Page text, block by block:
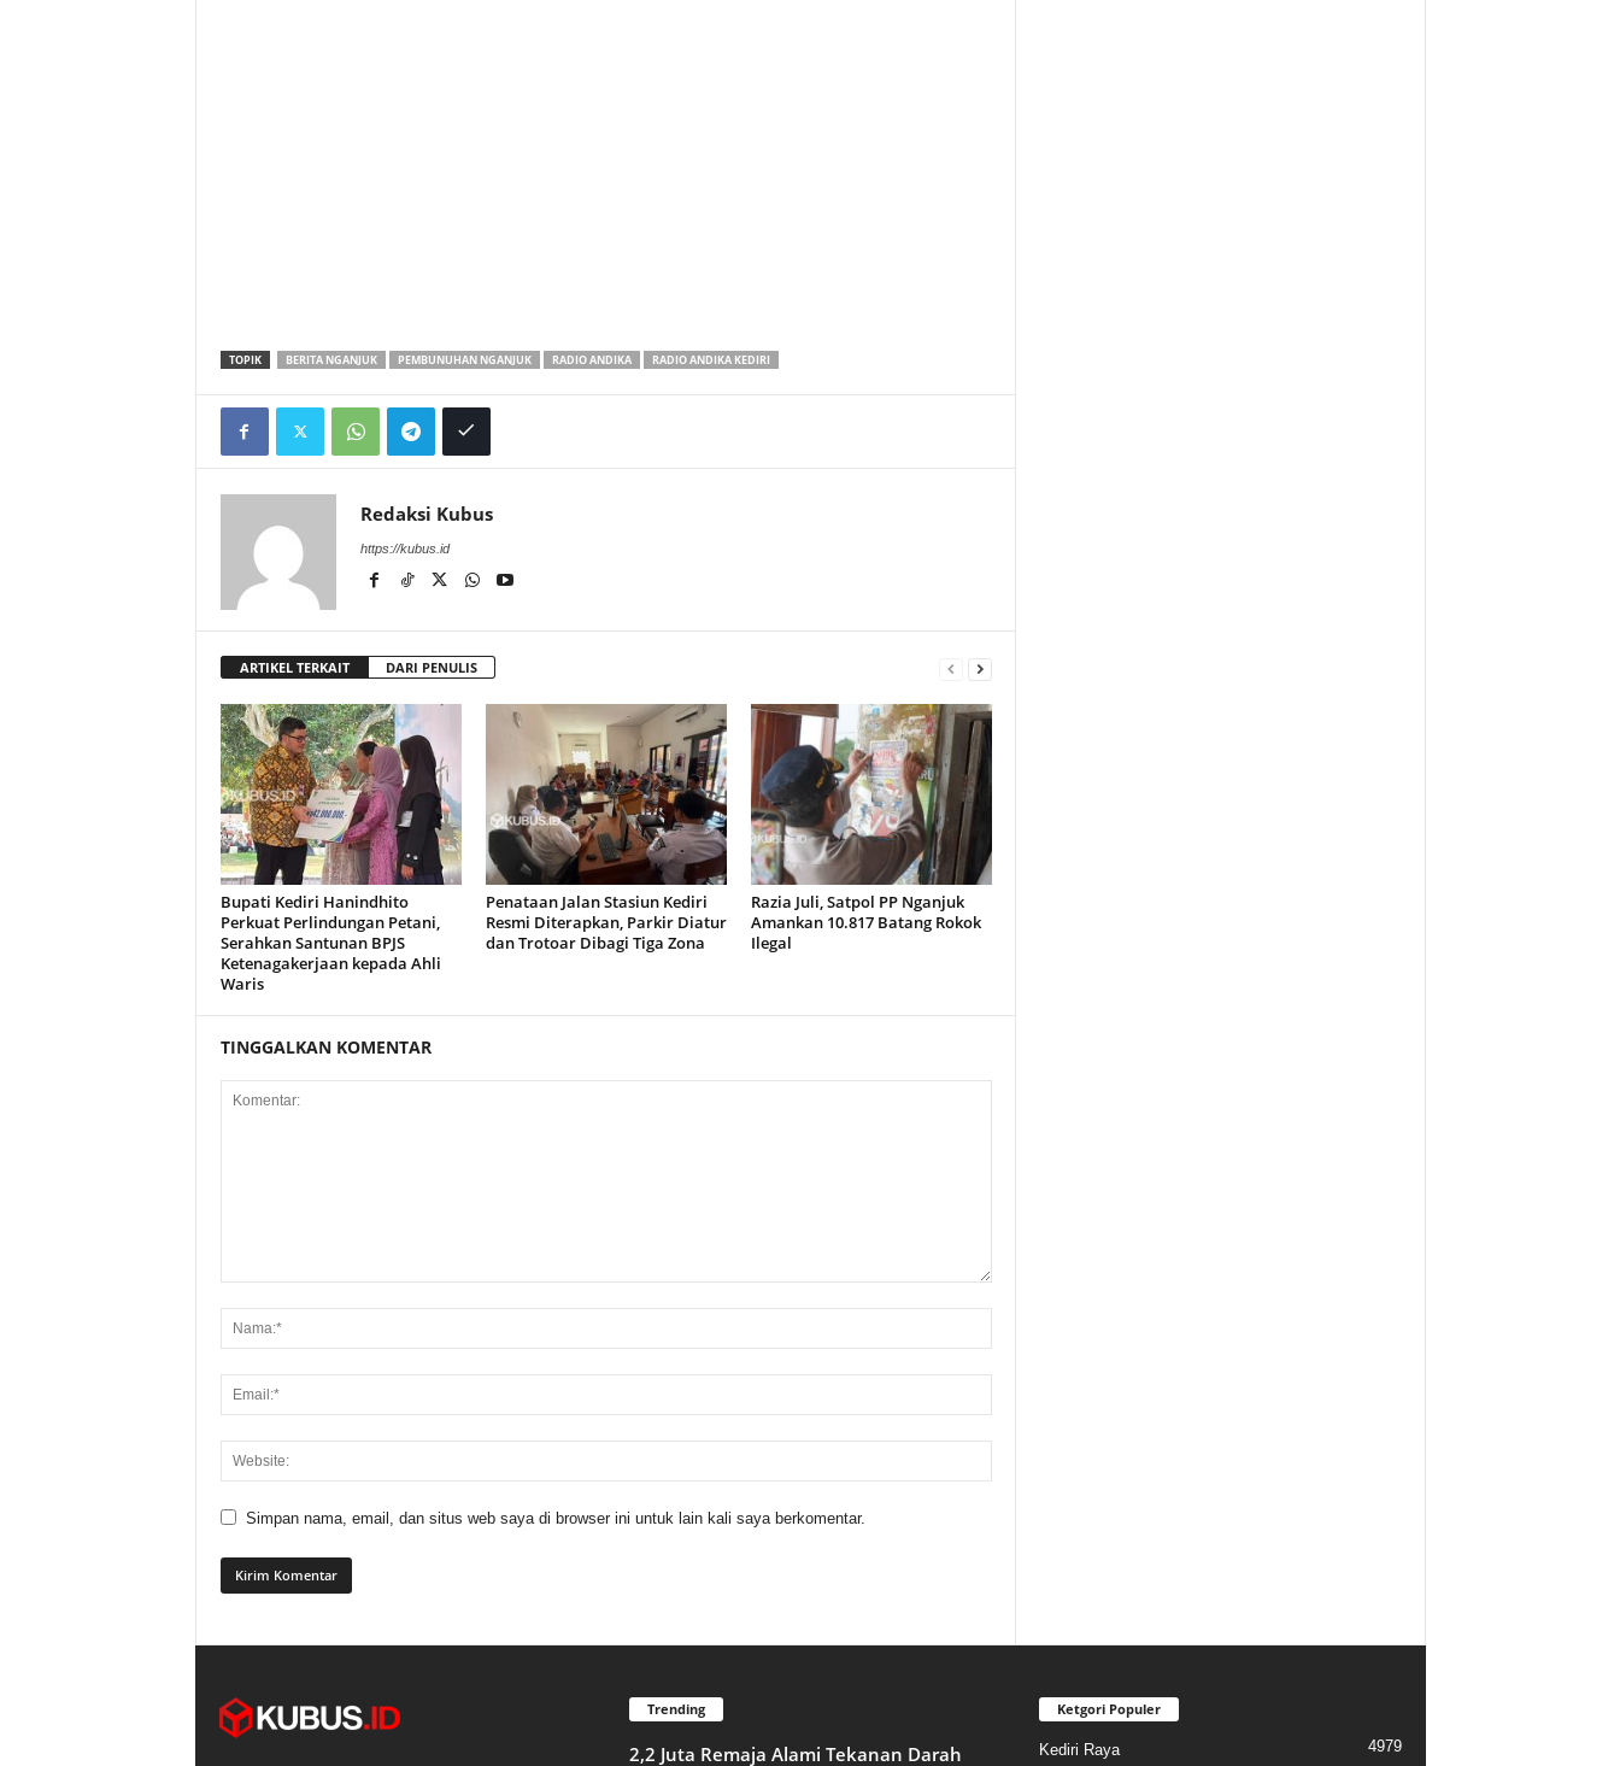
TOPIK BERITA NGANJUK PEMBUNUHAN NGANJUK RADIO ANDIKA RADIO ANDIKA KEDIRI
Redaksi Kubus
https://kubus.id
ARTIKEL TERKAIT DARI PENULIS
Bupati Kediri Hanindhito
Perkuat Perlindungan Petani,
Serahkan Santunan BPJS
Ketenagakerjaan kepada Ahli
Waris
Penataan Jalan Stasiun Kediri
Resmi Diterapkan, Parkir Diatur
dan Trotoar Dibagi Tiga Zona
Razia Juli, Satpol PP Nganjuk
Amankan 10.817 Batang Rokok
Ilegal
TINGGALKAN KOMENTAR
Simpan nama, email, dan situs web saya di browser ini untuk lain kali saya berkomentar.
Trending
2,2 Juta Remaja Alami Tekanan Darah
Ketgori Populer
Kediri Raya 4979